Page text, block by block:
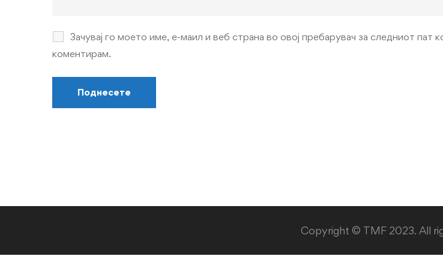
Зачувај го моето име, е-маил и веб страна во овој пребарувач за следниот пат
коментирам.
Copyright © TMF 2023. All